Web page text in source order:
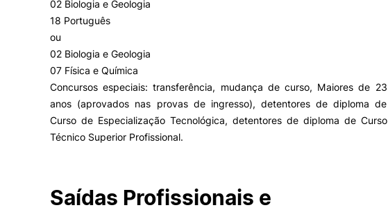
02 Biologia e Geologia
18 Português
ou
02 Biologia e Geologia
07 Física e Química
Concursos especiais: transferência, mudança de curso, Maiores de 23
anos (aprovados nas provas de ingresso), detentores de diploma de
Curso de Especialização Tecnológica, detentores de diploma de Curso
Técnico Superior Profissional.
Saídas Profissionais e